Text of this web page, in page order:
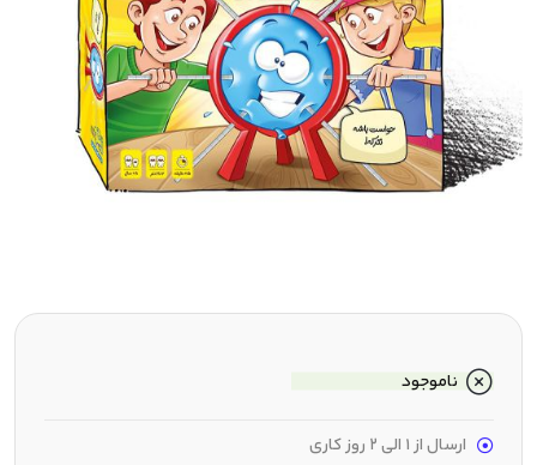
ناموجود
ارسال از 1 الی 2 روز کاری